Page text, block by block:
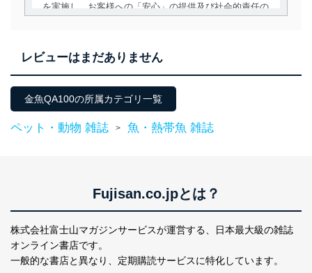
を実施し、お客様への「安心」の提供及び社会的責任の
用目的を明確にし、本人の同意を得たうえで利用目的の
達成に必要な範囲内で適法かつ公正な手段によって取
得・利用・提供を行います。また、当社が保有している
個人情報は、同意を得ずに目的外利用、第三者への提
供・開示は行いません。当社においてはこれらの取り組
当社は、個人情報に関連する法令、国が定める指針及び
その他の規範を遵守します。また、当社の管理の仕組み
に、これらの法令及びその他の規範を常に適合させま
す。
レビューはまだありません
金魚QA100の所属カテゴリ一覧
ペット・動物 雑誌 > 魚・熱帯魚 雑誌
Fujisan.co.jpとは？
株式会社富士山マガジンサービスが運営する、
日本最大級の雑誌
オンライン書店です。
一般的な書店と異なり、 定期購読サービスに特化しています。